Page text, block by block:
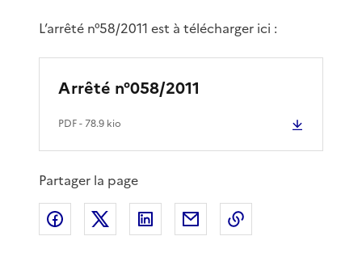
L’arrêté n°58/2011 est à télécharger ici :
Arrêté n°058/2011
PDF- 78.9 kio
Partager la page
Partager sur Facebook
Partager sur XPartager sur LinkedIn
Partager par email